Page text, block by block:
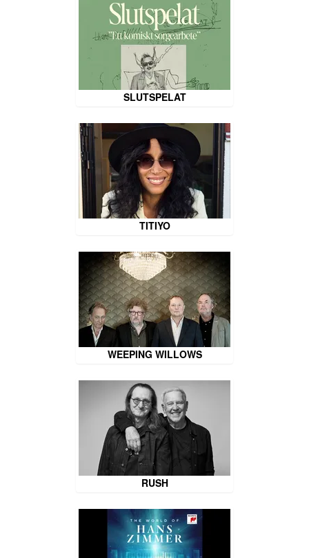
SLUTSPELAT
TITIYO
WEEPING WILLOWS
RUSH